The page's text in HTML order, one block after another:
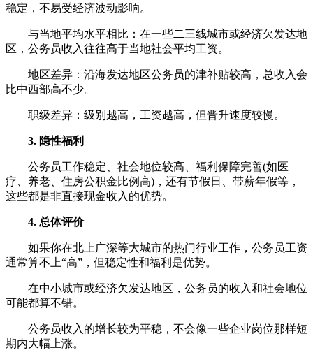
稳定，不易受经济波动影响。
与当地平均水平相比：在一些二三线城市或经济欠发达地
区，公务员收入往往高于当地社会平均工资。
地区差异：沿海发达地区公务员的津补贴较高，总收入会
比中西部高不少。
职级差异：级别越高，工资越高，但晋升速度较慢。
3. 隐性福利
公务员工作稳定、社会地位较高、福利保障完善(如医
疗、养老、住房公积金比例高)，还有节假日、带薪年假等，
这些都是非直接现金收入的优势。
4. 总体评价
如果你在北上广深等大城市的热门行业工作，公务员工资
通常算不上“高”，但稳定性和福利是优势。
在中小城市或经济欠发达地区，公务员的收入和社会地位
可能都算不错。
公务员收入的增长较为平稳，不会像一些企业岗位那样短
期内大幅上涨。